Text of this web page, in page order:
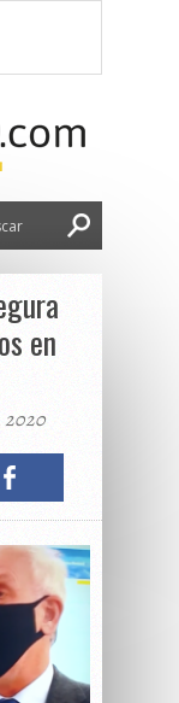
en
2020